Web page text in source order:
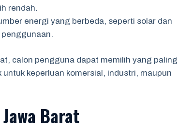
rendah.
energi yang berbeda, seperti solar dan
calon pengguna dapat memilih yang paling
keperluan komersial, industri, maupun
Barat